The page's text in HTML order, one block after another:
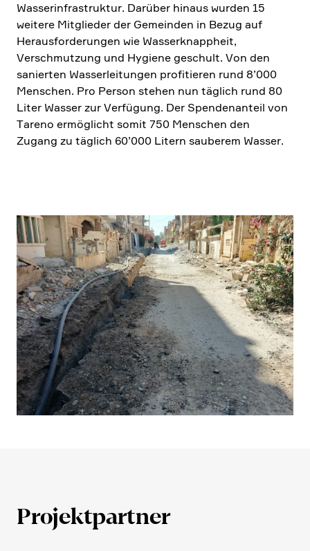
Wasser­in­fra­struktur. Darüber hinaus wurden 15
weitere Mitglieder der Gemeinden in Bezug auf
Heraus­for­de­rungen wie Wasser­knapp­heit,
Verschmut­zung und Hygiene geschult. Von den
sanierten Wasser­lei­tungen profi­tieren rund 8’000
Menschen. Pro Person stehen nun täglich rund 80
Liter Wasser zur Verfü­gung. Der Spenden­an­teil von
Tareno ermög­licht somit 750 Menschen den
Zugang zu täglich 60’000 Litern sauberem Wasser.
Projekt­partner